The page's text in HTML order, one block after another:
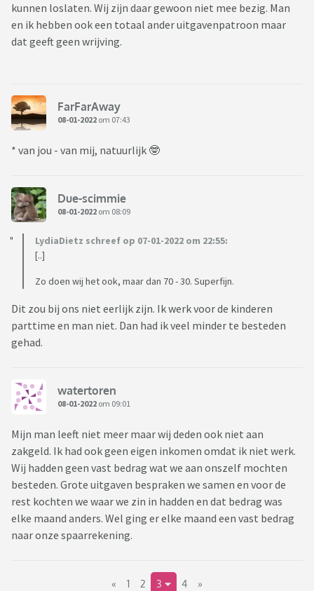
kunnen loslaten. Wij zijn daar gewoon niet mee bezig. Man
en ik hebben ook een totaal ander uitgavenpatroon maar
dat geeft geen wrijving.
FarFarAway
08-01-2022 om 07:43
* van jou - van mij, natuurlijk 🤓
Due-scimmie
08-01-2022 om 08:09
LydiaDietz schreef op 07-01-2022 om 22:55:
[..]
Zo doen wij het ook, maar dan 70 - 30. Superfijn.
Dit zou bij ons niet eerlijk zijn. Ik werk voor de kinderen
parttime en man niet. Dan had ik veel minder te besteden
gehad.
watertoren
08-01-2022 om 09:01
Mijn man leeft niet meer maar wij deden ook niet aan
zakgeld. Ik had ook geen eigen inkomen omdat ik niet werk.
Wij hadden geen vast bedrag wat we aan onszelf mochten
besteden. Grote uitgaven bespraken we samen en voor de
rest kochten we waar we zin in hadden en dat bedrag was
elke maand anders. Wel ging er elke maand een vast bedrag
naar onze spaarrekening.
« 1 2 3 4 »